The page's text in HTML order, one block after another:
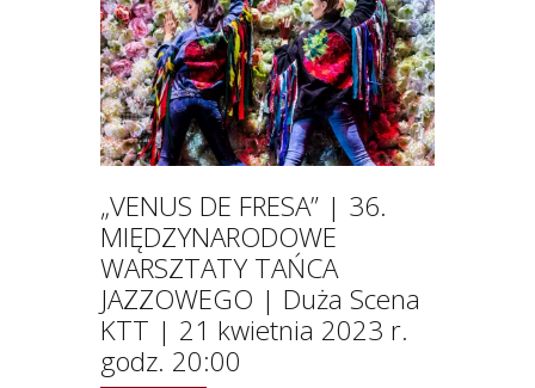
„VENUS DE FRESA” | 36.
MIĘDZYNARODOWE
WARSZTATY TAŃCA
JAZZOWEGO | Duża Scena
KTT | 21 kwietnia 2023 r.
godz. 20:00